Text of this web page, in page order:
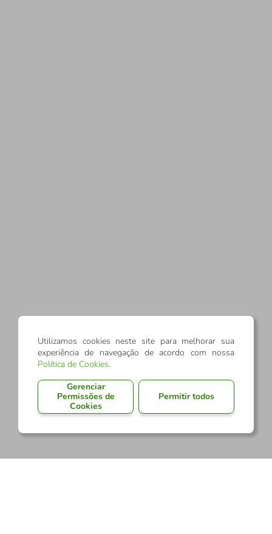
Utilizamos cookies neste site para melhorar sua
experiência de navegação de acordo com nossa
Política de Cookies.
Gerenciar
Permissões de
Cookies
Permitir todos